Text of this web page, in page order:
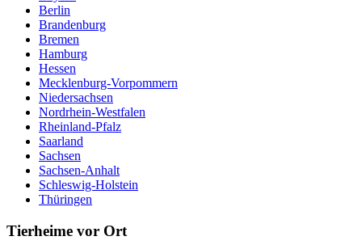
Berlin
Brandenburg
Bremen
Hamburg
Hessen
Mecklenburg-Vorpommern
Niedersachsen
Nordrhein-Westfalen
Rheinland-Pfalz
Saarland
Sachsen
Sachsen-Anhalt
Schleswig-Holstein
Thüringen
Tierheime vor Ort